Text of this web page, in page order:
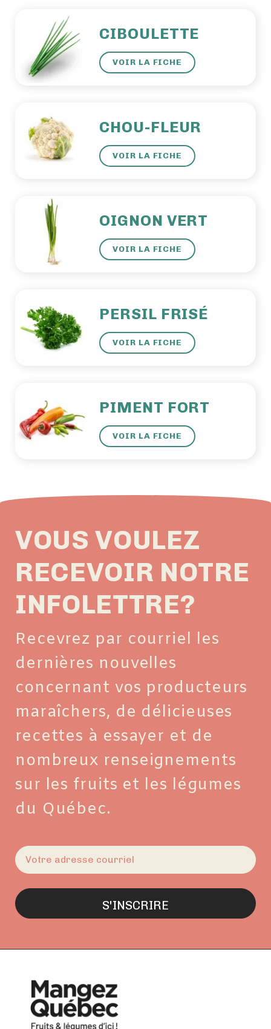
CIBOULETTE
VOIR LA FICHE
CHOU-FLEUR
VOIR LA FICHE
OIGNON VERT
VOIR LA FICHE
PERSIL FRISÉ
VOIR LA FICHE
PIMENT FORT
VOIR LA FICHE
VOUS VOULEZ
RECEVOIR NOTRE
INFOLETTRE?
Recevrez par courriel les
dernières nouvelles
concernant vos producteurs
maraîchers, de délicieuses
recettes à essayer et de
nombreux renseignements
sur les fruits et les légumes
du Québec.
E-
mail(Nécessaire)